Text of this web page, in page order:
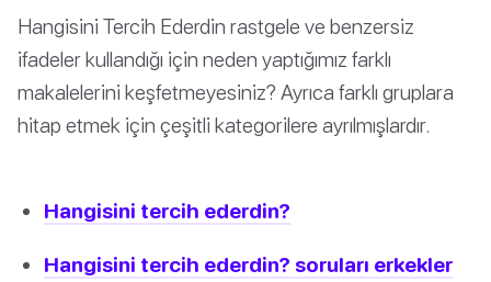
Hangisini Tercih Ederdin rastgele ve benzersiz
ifadeler kullandığı için neden yaptığımız farklı
makalelerini keşfetmeyesiniz? Ayrıca farklı gruplara
hitap etmek için çeşitli kategorilere ayrılmışlardır.
Hangisini tercih ederdin?
Hangisini tercih ederdin? soruları erkekler